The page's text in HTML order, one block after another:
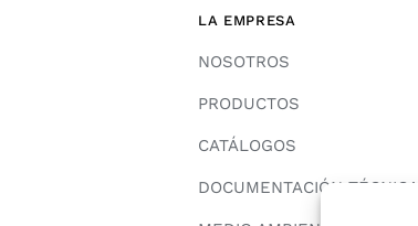
LA EMPRESA
NOSOTROS
PRODUCTOS
CATÁLOGOS
DOCUMENTACIÓN TÉCNICA